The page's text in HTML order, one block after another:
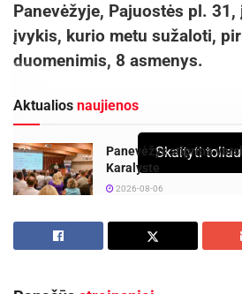
Panevėžyje, Pajuostės pl.
įvykis, kurio metu sužaloti,
duomenimis, 8 asmenys.
Aktualios naujienos
Panevėžys stiprina
Karalyste
2026-08-06
Panevėžio centre bus
reikalingiems
Skaityti toliau